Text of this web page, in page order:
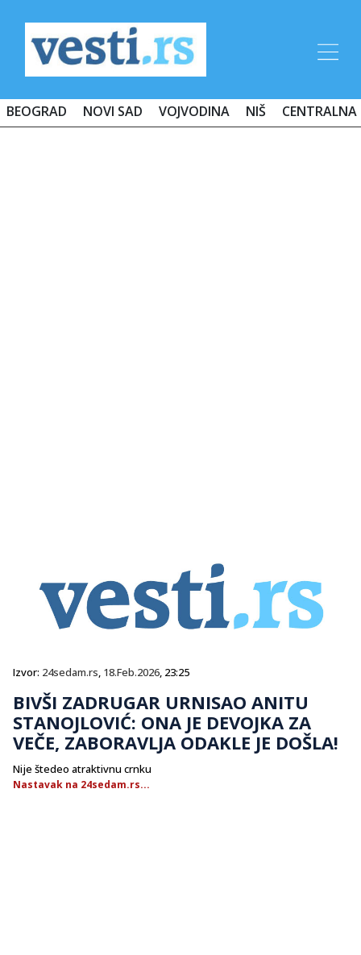
BEOGRAD NOVI SAD VOJVODINA NIŠ CENTRALNA
Izvor: 24sedam.rs, 18.Feb.2026, 23:25
BIVŠI ZADRUGAR URNISAO ANITU
STANOJLOVIĆ: ONA JE DEVOJKA ZA
VEČE, ZABORAVLJA ODAKLE JE DOŠLA!
Nije štedeo atraktivnu crnku
Nastavak na 24sedam.rs...